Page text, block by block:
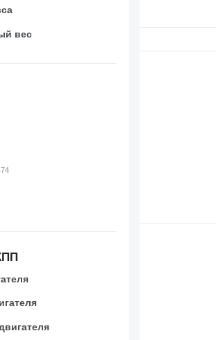
вес